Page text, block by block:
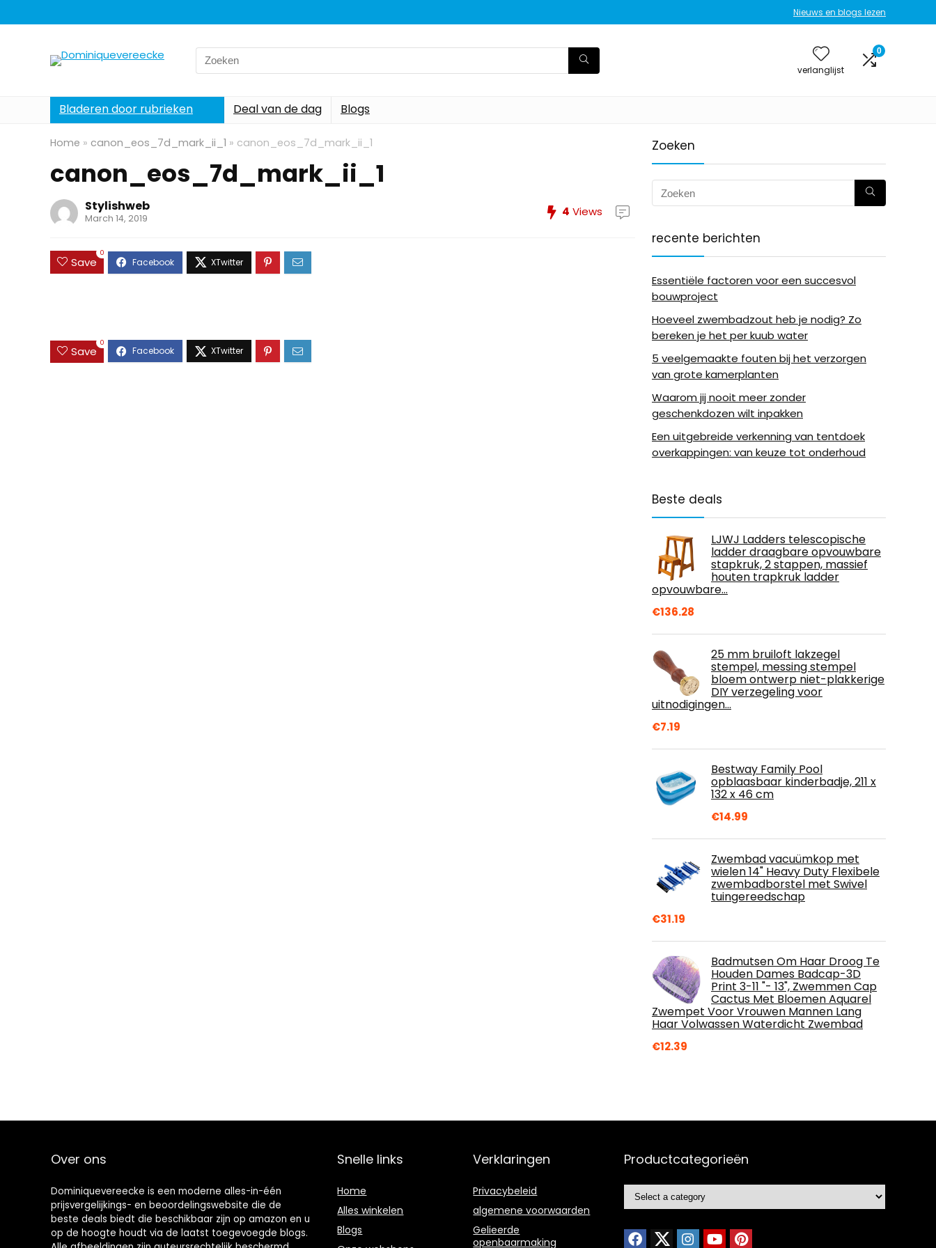
Nieuws en blogs lezen
Search
for:
verlanglijst
0
Bladeren door rubrieken Deal van de dag Blogs
Home » canon_eos_7d_mark_ii_1 » canon_eos_7d_mark_ii_1
canon_eos_7d_mark_ii_1
Stylishweb
March 14, 2019 4 Views
Save
0
Save
0
Zoeken
recente berichten
Essentiële factoren voor een succesvol
bouwproject
Hoeveel zwembadzout heb je nodig? Zo
bereken je het per kuub water
5 veelgemaakte fouten bij het verzorgen
van grote kamerplanten
Waarom jij nooit meer zonder
geschenkdozen wilt inpakken
Een uitgebreide verkenning van tentdoek
overkappingen: van keuze tot onderhoud
Beste deals
LJWJ Ladders telescopische
ladder draagbare opvouwbare
stapkruk, 2 stappen, massief
houten trapkruk ladder
opvouwbare…
€136.28
25 mm bruiloft lakzegel
stempel, messing stempel
bloem ontwerp niet-plakkerige
DIY verzegeling voor
uitnodigingen…
€7.19
Bestway Family Pool
opblaasbaar kinderbadje, 211 x
132 x 46 cm
€14.99
Zwembad vacuümkop met
wielen 14" Heavy Duty Flexibele
zwembadborstel met Swivel
tuingereedschap
€31.19
Badmutsen Om Haar Droog Te
Houden Dames Badcap-3D
Print 3-11 "- 13", Zwemmen Cap
Cactus Met Bloemen Aquarel
Zwempet Voor Vrouwen Mannen Lang
Haar Volwassen Waterdicht Zwembad
€12.39
Over ons
Dominiquevereecke is een moderne alles-in-één
prijsvergelijkings- en beoordelingswebsite die de
beste deals biedt die beschikbaar zijn op amazon en u
op de hoogte houdt via de laatst toegevoegde blogs.
Snelle links
Home
Alles winkelen
Blogs
Verklaringen
Privacybeleid
algemene voorwaarden
Gelieerde
openbaarmaking
Productcategorieën